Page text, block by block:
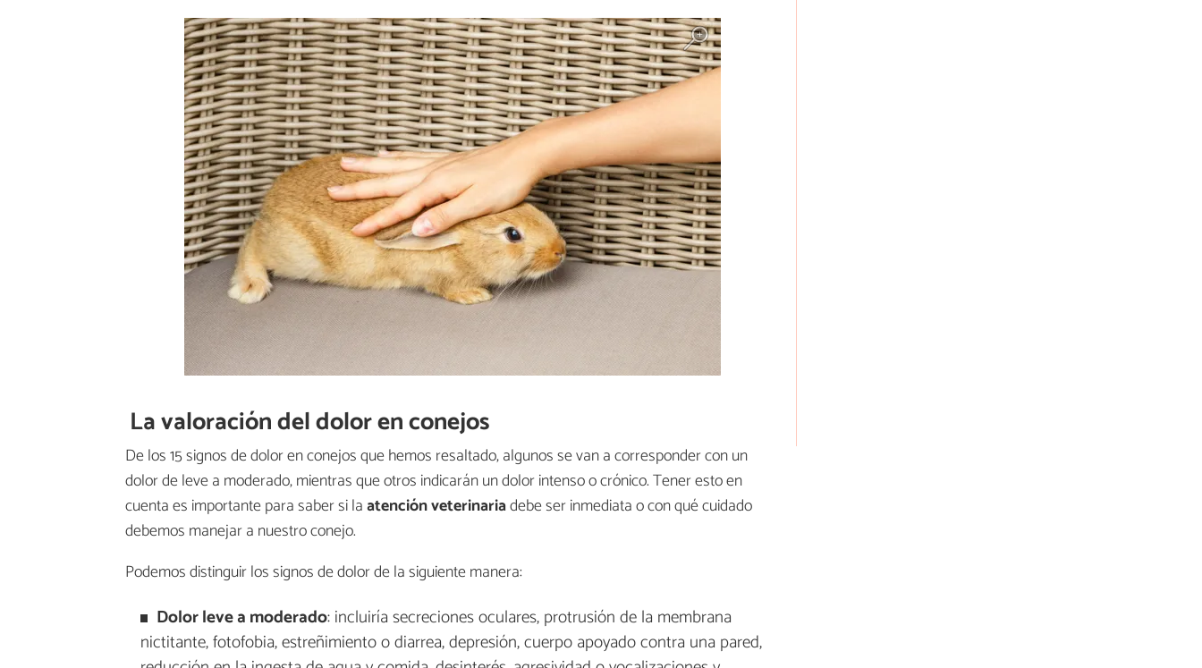
La valoración del dolor en conejos
De los 15 signos de dolor en conejos que hemos resaltado, algunos se van a corresponder con un
dolor de leve a moderado, mientras que otros indicarán un dolor intenso o crónico. Tener esto en
cuenta es importante para saber si laatención veterinariadebe ser inmediata o con qué cuidado
debemos manejar a nuestro conejo.
Podemos distinguir los signos de dolor de la siguiente manera:
Dolor leve a moderado: incluiría secreciones oculares, protrusión de la membrana
nictitante, fotofobia, estreñimiento o diarrea, depresión, cuerpo apoyado contra una pared,